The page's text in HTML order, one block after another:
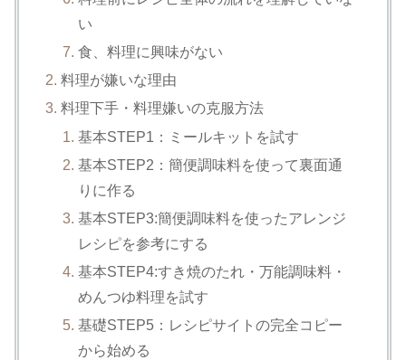
い
食、料理に興味がない
料理が嫌いな理由
料理下手・料理嫌いの克服方法
基本STEP1：ミールキットを試す
基本STEP2：簡便調味料を使って裏面通
りに作る
基本STEP3:簡便調味料を使ったアレンジ
レシピを参考にする
基本STEP4:すき焼のたれ・万能調味料・
めんつゆ料理を試す
基礎STEP5：レシピサイトの完全コピー
から始める